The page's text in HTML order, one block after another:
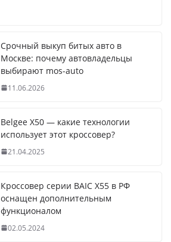
Срочный выкуп битых авто в
Москве: почему автовладельцы
выбирают mos-auto
11.06.2026
Belgee X50 — какие технологии
использует этот кроссовер?
21.04.2025
Кроссовер серии BAIC X55 в РФ
оснащен дополнительным
функционалом
02.05.2024